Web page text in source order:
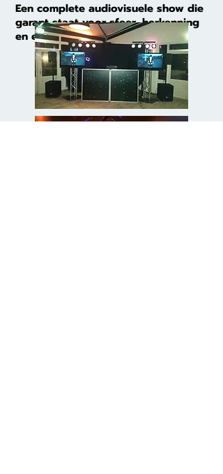
Een complete audiovisuele show die
garant staat voor sfeer, herkenning
en een muzikale tijdreis.